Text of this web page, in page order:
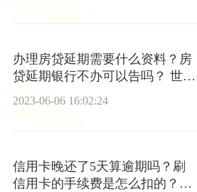
办理房贷延期需要什么资料？房
贷延期银行不办可以告吗？ 世界
2023-06-06 16:02:24
信用卡晚还了5天算逾期吗？刷
信用卡的手续费是怎么扣的？_